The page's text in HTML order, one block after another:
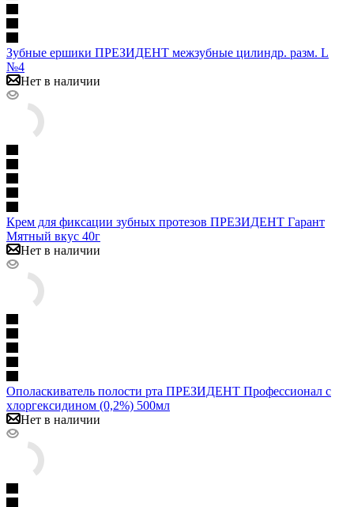
Зубные ершики ПРЕЗИДЕНТ межзубные цилиндр. разм. L
№4
Нет в наличии
Крем для фиксации зубных протезов ПРЕЗИДЕНТ Гарант
Мятный вкус 40г
Нет в наличии
Ополаскиватель полости рта ПРЕЗИДЕНТ Профессионал с
хлоргексидином (0,2%) 500мл
Нет в наличии